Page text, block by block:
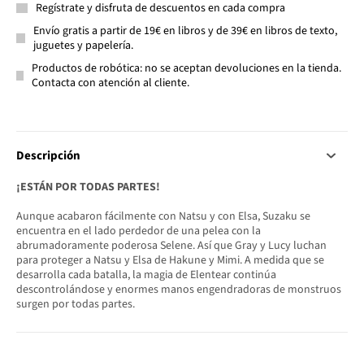
Regístrate y disfruta de descuentos en cada compra
Envío gratis a partir de 19€ en libros y de 39€ en libros de texto,
juguetes y papelería.
Productos de robótica: no se aceptan devoluciones en la tienda.
Contacta con atención al cliente.
Descripción
¡ESTÁN POR TODAS PARTES!
Aunque acabaron fácilmente con Natsu y con Elsa, Suzaku se
encuentra en el lado perdedor de una pelea con la
abrumadoramente poderosa Selene. Así que Gray y Lucy luchan
para proteger a Natsu y Elsa de Hakune y Mimi. A medida que se
desarrolla cada batalla, la magia de Elentear continúa
descontrolándose y enormes manos engendradoras de monstruos
surgen por todas partes.